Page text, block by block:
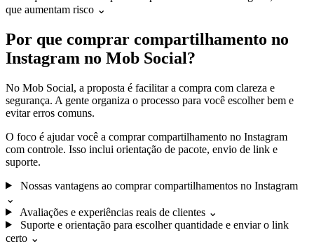
que aumentam risco ⌄
Por que comprar compartilhamento no
Instagram no Mob Social?
No Mob Social, a proposta é facilitar a compra com clareza e
segurança. A gente organiza o processo para você escolher bem e
evitar erros comuns.
O foco é ajudar você a comprar compartilhamento no Instagram
com controle. Isso inclui orientação de pacote, envio de link e
suporte.
Nossas vantagens ao comprar compartilhamentos no Instagram
⌄
Avaliações e experiências reais de clientes ⌄
Suporte e orientação para escolher quantidade e enviar o link
certo ⌄